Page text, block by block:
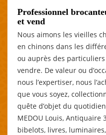
Professionnel
et vend
Nous aimons les vieilles
en chinons dans les
ou auprès des
vendre. De valeur ou
nous l’expertiser, nous
que vous soyez,
quête d’objet du
MEDOU Louis, Antiquaire
bibelots, livres,